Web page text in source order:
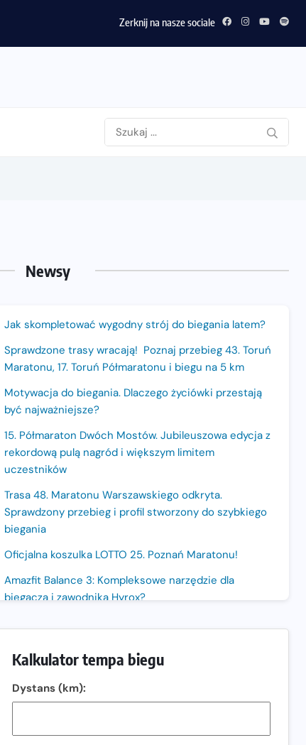
Zerknij na nasze sociale
Newsy
Jak skompletować wygodny strój do biegania latem?
Sprawdzone trasy wracają! Poznaj przebieg 43. Toruń
Maratonu, 17. Toruń Półmaratonu i biegu na 5 km
Motywacja do biegania. Dlaczego życiówki przestają
być najważniejsze?
15. Półmaraton Dwóch Mostów. Jubileuszowa edycja z
rekordową pulą nagród i większym limitem
uczestników
Trasa 48. Maratonu Warszawskiego odkryta.
Sprawdzony przebieg i profil stworzony do szybkiego
biegania
Oficjalna koszulka LOTTO 25. Poznań Maratonu!
Amazfit Balance 3: Kompleksowe narzędzie dla
biegacza i zawodnika Hyrox?
Fabrykanta. Organizatorzy odkrywają trasę dzień po
dniu.
Kalkulator tempa biegu
Dystans (km):